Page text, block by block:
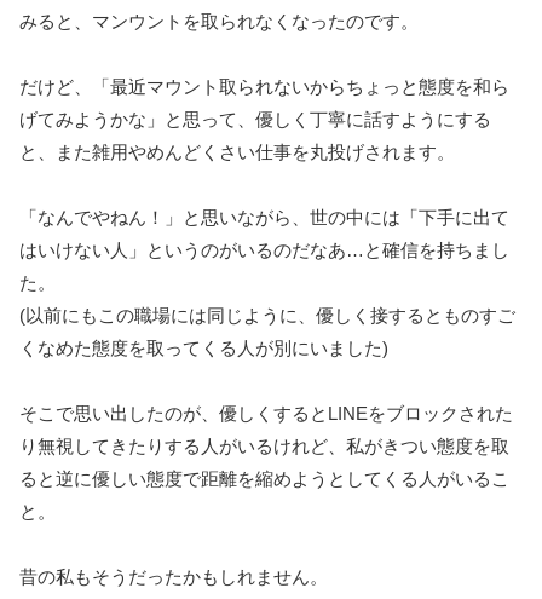
みると、マンウントを取られなくなったのです。
だけど、「最近マウント取られないからちょっと態度を和ら
げてみようかな」と思って、優しく丁寧に話すようにする
と、また雑用やめんどくさい仕事を丸投げされます。
「なんでやねん！」と思いながら、世の中には「下手に出て
はいけない人」というのがいるのだなあ…と確信を持ちまし
た。
(以前にもこの職場には同じように、優しく接するとものすご
くなめた態度を取ってくる人が別にいました)
そこで思い出したのが、優しくするとLINEをブロックされた
り無視してきたりする人がいるけれど、私がきつい態度を取
ると逆に優しい態度で距離を縮めようとしてくる人がいるこ
と。
昔の私もそうだったかもしれません。